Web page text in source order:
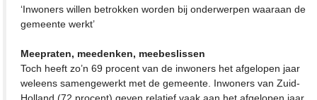
‘Inwoners willen betrokken worden bij onderwerpen waaraan de
gemeente werkt’
Meepraten, meedenken, meebeslissen
Toch heeft zo’n 69 procent van de inwoners het afgelopen jaar
weleens samengewerkt met de gemeente. Inwoners van Zuid-